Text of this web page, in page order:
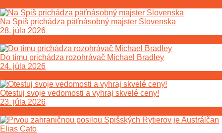
Na Spiš prichádza päťnásobný majster Slovenska
28. júla 2026
Do tímu prichádza rozohrávač Michael Bradley
24. júla 2026
Otestuj svoje vedomosti a vyhraj skvelé ceny!
23. júla 2026